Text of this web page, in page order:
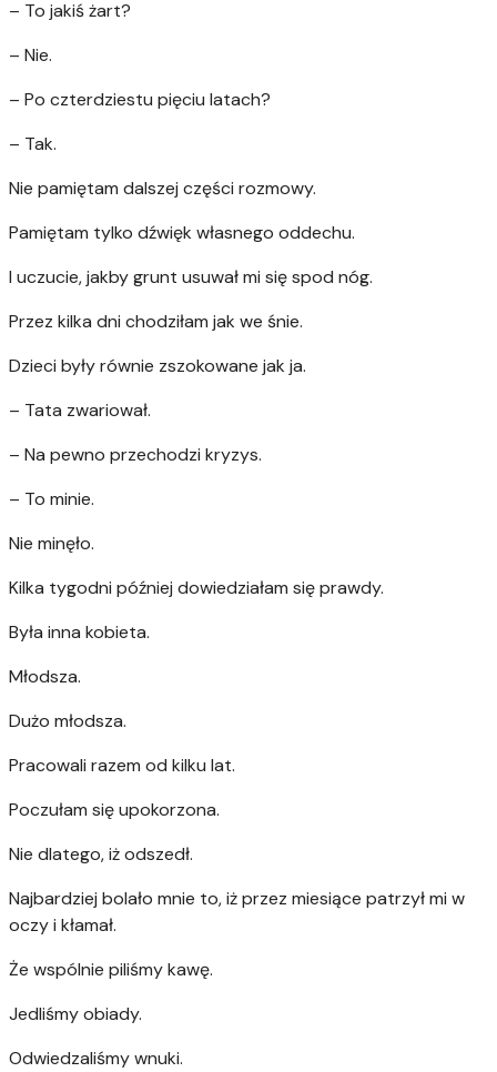
– To jakiś żart?
– Nie.
– Po czterdziestu pięciu latach?
– Tak.
Nie pamiętam dalszej części rozmowy.
Pamiętam tylko dźwięk własnego oddechu.
I uczucie, jakby grunt usuwał mi się spod nóg.
Przez kilka dni chodziłam jak we śnie.
Dzieci były równie zszokowane jak ja.
– Tata zwariował.
– Na pewno przechodzi kryzys.
– To minie.
Nie minęło.
Kilka tygodni później dowiedziałam się prawdy.
Była inna kobieta.
Młodsza.
Dużo młodsza.
Pracowali razem od kilku lat.
Poczułam się upokorzona.
Nie dlatego, iż odszedł.
Najbardziej bolało mnie to, iż przez miesiące patrzył mi w
oczy i kłamał.
Że wspólnie piliśmy kawę.
Jedliśmy obiady.
Odwiedzaliśmy wnuki.